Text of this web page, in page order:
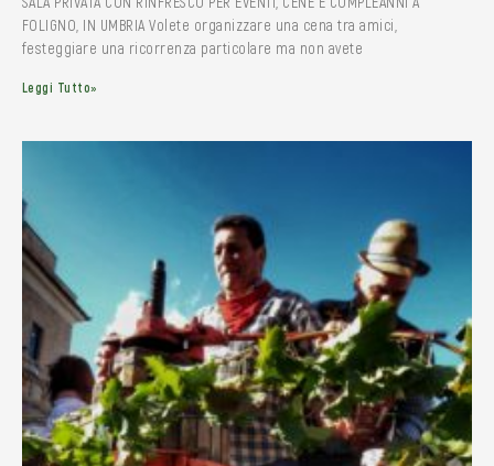
FOLIGNO, IN UMBRIA Volete organizzare una cena tra amici,
festeggiare una ricorrenza particolare ma non avete
Leggi Tutto»